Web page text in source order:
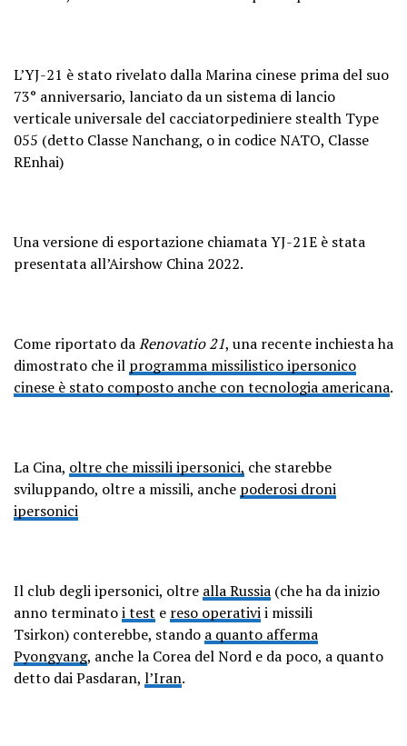
L’YJ-21 è stato rivelato dalla Marina cinese prima del suo
73° anniversario, lanciato da un sistema di lancio
verticale universale del cacciatorpediniere stealth Type
055 (detto Classe Nanchang, o in codice NATO, Classe
REnhai)
Una versione di esportazione chiamata YJ-21E è stata
presentata all’Airshow China 2022.
Come riportato daRenovatio 21, una recente inchiesta ha
dimostrato che il programma missilistico ipersonico
cinese è stato composto anche con tecnologia americana.
La Cina, oltre che missili ipersonici, che starebbe
sviluppando, oltre a missili, anche poderosi droni
ipersonici
Il club degli ipersonici, oltre alla Russia (che ha da inizio
anno terminatoi test e reso operativii missili
Tsirkon) conterebbe, stando a quanto afferma
Pyongyang, anche la Corea del Nord e da poco, a quanto
detto dai Pasdaran, l’Iran.